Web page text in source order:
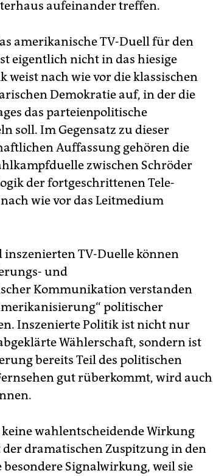
aufeinander treffen.
amerikanische TV-Duell für den
eigentlich nicht in das hiesige
weist nach wie vor die klassischen
Demokratie auf, in der die
das parteienpolitische
soll. Im Gegensatz zu dieser
Auffassung gehören die
zwischen Schröder
der fortgeschrittenen Tele-
wie vor das Leitmedium
TV-Duelle können
und
Kommunikation verstanden
politischer
Inszenierte Politik ist nicht nur
Wählerschaft, sondern ist
bereits Teil des politischen
gut rüberkommt, wird auch
wahlentscheidende Wirkung
dramatischen Zuspitzung in den
Signalwirkung, weil sie